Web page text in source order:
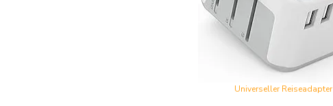
Universeller Reiseadapter